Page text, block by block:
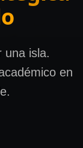
una isla.
en